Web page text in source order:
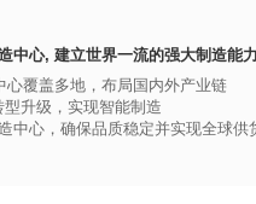
中心, 建立世界一流的强大制造能
心覆盖多地，布局国内外产业链
升级，实现智能制造
中心，确保品质稳定并实现全球供